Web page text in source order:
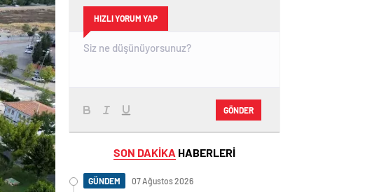
HIZLI YORUM YAP
GÖNDER
SON DAKİKA HABERLERİ
GÜNDEM 07 Ağustos 2026